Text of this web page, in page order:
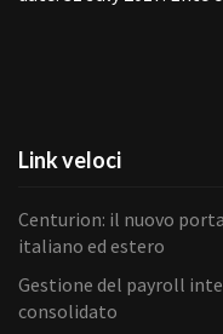
Link veloci
Centurion: il nuovo
italiano ed estero
Gestione del payroll
consolidato